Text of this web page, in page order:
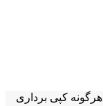
کپی برداری